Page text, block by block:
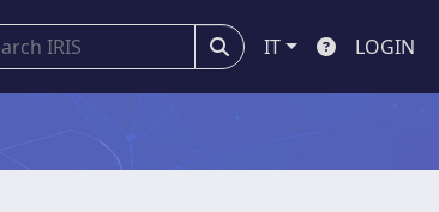
IT LOGIN